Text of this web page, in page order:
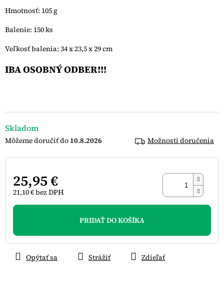
Skladom
10.8.2026 Možnosti doručenia
25,95 €
21,10 € bez DPH
Jednotková
PRIDAŤ DO KOŠÍKA
Hmotnosť: 105 g
Balenie: 150 ks
Veľkosť balenia: 34 x 23,5 x 29 cm
IBA OSOBNÝ ODBER!!!
Opýtať sa Strážiť Zdieľať